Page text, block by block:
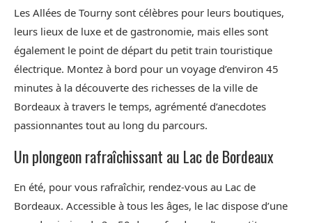
Les Allées de Tourny sont célèbres pour leurs boutiques,
leurs lieux de luxe et de gastronomie, mais elles sont
également le point de départ du petit train touristique
électrique. Montez à bord pour un voyage d’environ 45
minutes à la découverte des richesses de la ville de
Bordeaux à travers le temps, agrémenté d’anecdotes
passionnantes tout au long du parcours.
Un plongeon rafraîchissant au Lac de Bordeaux
En été, pour vous rafraîchir, rendez-vous au Lac de
Bordeaux. Accessible à tous les âges, le lac dispose d’une